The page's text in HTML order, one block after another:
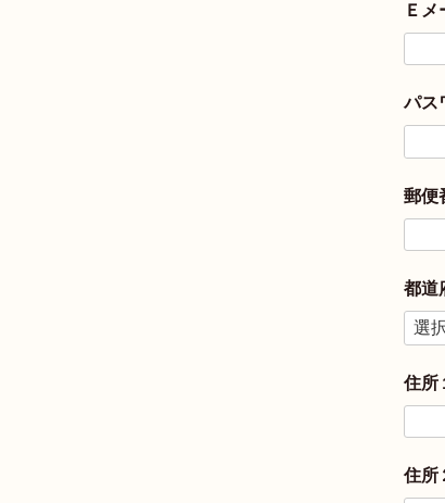
Ｅメ
パス
郵便
都道
住所
住所